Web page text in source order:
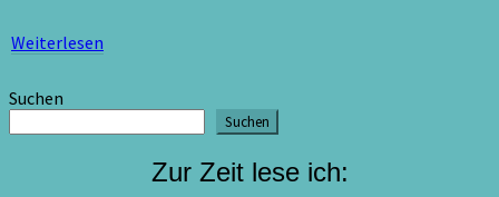
Weiterlesen
Suchen
Suchen
Zur Zeit lese ich: